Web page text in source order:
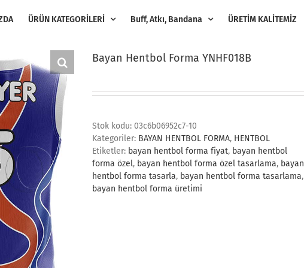
ÜRÜN KATEGORİLERİ Buff, Atkı, Bandana ÜRETİM KALİTEMİZ
Bayan Hentbol Forma YNHF018B
Stok kodu: 03c6b06952c7-10
Kategoriler: BAYAN HENTBOL FORMA, HENTBOL
Etiketler: bayan hentbol forma fiyat, bayan hentbol
forma özel, bayan hentbol forma özel tasarlama, bayan
hentbol forma tasarla, bayan hentbol forma tasarlama,
bayan hentbol forma üretimi